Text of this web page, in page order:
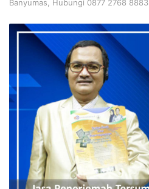
Banyumas, Hubungi 0877 2768 8883